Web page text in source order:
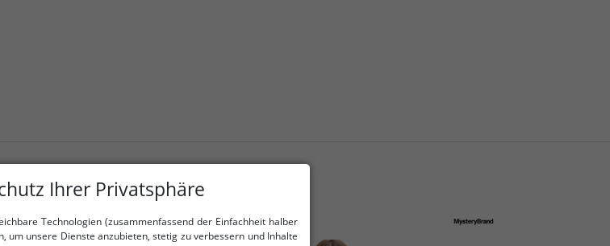
ARTIKEL
Ihrer Privatsphäre
Technologien (zusammenfassend der Einfachheit halber
um unsere Dienste anzubieten, stetig zu verbessern und Inhalte